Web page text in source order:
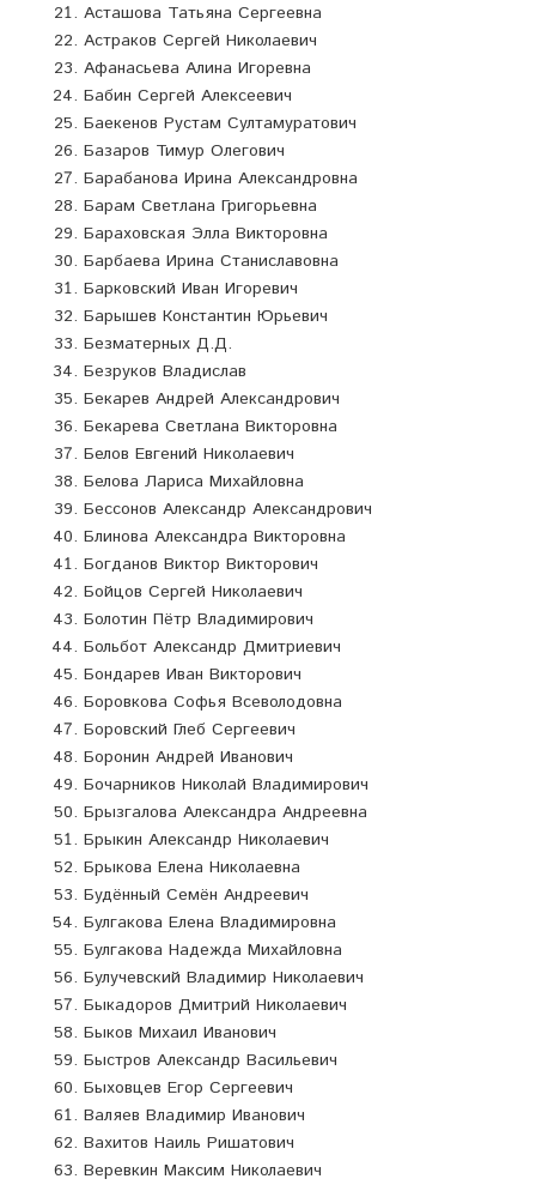
Асташова Татьяна Сергеевна
Астраков Сергей Николаевич
Афанасьева Алина Игоревна
Бабин Сергей Алексеевич
Баекенов Рустам Султамуратович
Базаров Тимур Олегович
Барабанова Ирина Александровна
Барам Светлана Григорьевна
Бараховская Элла Викторовна
Барбаева Ирина Станиславовна
Барковский Иван Игоревич
Барышев Константин Юрьевич
Безматерных Д.Д.
Безруков Владислав
Бекарев Андрей Александрович
Бекарева Светлана Викторовна
Белов Евгений Николаевич
Белова Лариса Михайловна
Бессонов Александр Александрович
Блинова Александра Викторовна
Богданов Виктор Викторович
Бойцов Сергей Николаевич
Болотин Пётр Владимирович
Больбот Александр Дмитриевич
Бондарев Иван Викторович
Боровкова Софья Всеволодовна
Боровский Глеб Сергеевич
Боронин Андрей Иванович
Бочарников Николай Владимирович
Брызгалова Александра Андреевна
Брыкин Александр Николаевич
Брыкова Елена Николаевна
Будённый Семён Андреевич
Булгакова Елена Владимировна
Булгакова Надежда Михайловна
Булучевский Владимир Николаевич
Быкадоров Дмитрий Николаевич
Быков Михаил Иванович
Быстров Александр Васильевич
Быховцев Егор Сергеевич
Валяев Владимир Иванович
Вахитов Наиль Ришатович
Веревкин Максим Николаевич